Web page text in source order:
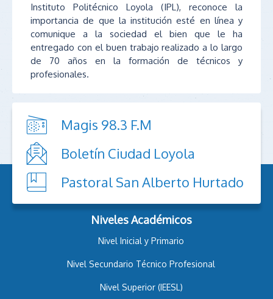
Instituto Politécnico Loyola (IPL), reconoce la
importancia de que la institución esté en línea y
comunique a la sociedad el bien que le ha
entregado con el buen trabajo realizado a lo largo
de 70 años en la formación de técnicos y
profesionales.
Magis 98.3 F.M
Boletín Ciudad Loyola
Pastoral San Alberto Hurtado
Niveles Académicos
Nivel Inicial y Primario
Nivel Secundario Técnico Profesional
Nivel Superior (IEESL)